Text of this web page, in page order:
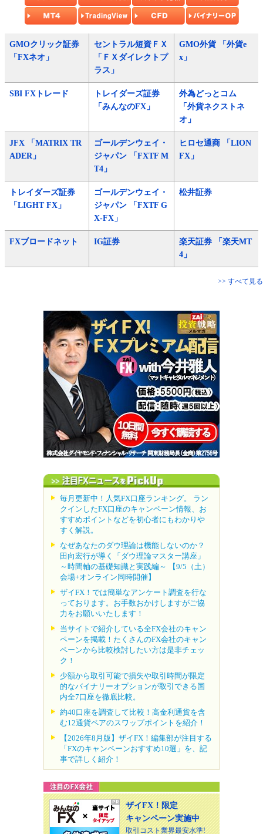
GMOクリック証券
「FXネオ」
セントラル短資ＦＸ
「ＦＸダイレクトプ
ラス」
GMO外貨 「外貨e
x」
SBI FXトレード
トレイダーズ証券
「みんなのFX」
外為どっとコム
「外貨ネクストネ
オ」
JFX 「MATRIX TR
ADER」
ゴールデンウェイ・
ジャパン 「FXTF M
T4」
ヒロセ通商 「LION
FX」
トレイダーズ証券
「LIGHT FX」
ゴールデンウェイ・
ジャパン 「FXTF G
X-FX」
松井証券
FXブロードネット IG証券
楽天証券 「楽天MT
4」
>> すべて見る
毎月更新中！人気FX口座ランキング。 ラン
クインしたFX口座のキャンペーン情報、お
すすめポイントなどを初心者にもわかりや
すく解説。
なぜあなたのダウ理論は機能しないのか？
田向宏行が導く「ダウ理論マスター講座」
～時間軸の基礎知識と実践編～ 【9/5（土）
会場+オンライン同時開催】
ザイFX！では簡単なアンケート調査を行な
っております。お手数おかけしますがご協
力をお願いいたします！
当サイトで紹介している全FX会社のキャン
ペーンを掲載！たくさんのFX会社のキャン
ペーンから比較検討したい方は是非チェッ
ク！
少額から取引可能で損失や取引時間が限定
的なバイナリーオプションが取引できる国
内全7口座を徹底比較。
約40口座を調査して比較！高金利通貨を含
む12通貨ペアのスワップポイントを紹介！
【2026年8月版】ザイFX！編集部が注目する
「FXのキャンペーンおすすめ10選」を、記
事で詳しく紹介！
ザイFX！限定
キャンペーン実施中
取引コスト業界最安水準!